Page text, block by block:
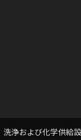
洗浄および化学供給